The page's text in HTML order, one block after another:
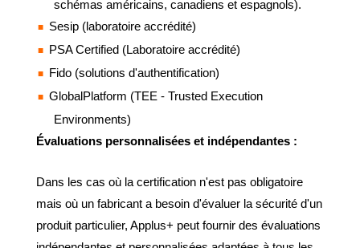
schémas américains, canadiens et espagnols).
Sesip (laboratoire accrédité)
PSA Certified (Laboratoire accrédité)
Fido (solutions d'authentification)
GlobalPlatform (TEE - Trusted Execution
Environments)
Évaluations personnalisées et indépendantes :
Dans les cas où la certification n'est pas obligatoire
mais où un fabricant a besoin d'évaluer la sécurité d'un
produit particulier, Applus+ peut fournir des évaluations